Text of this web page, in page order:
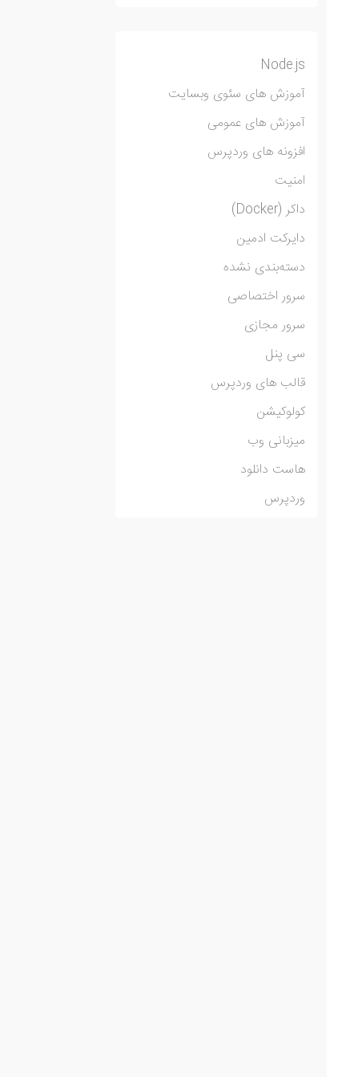
Node.js
آموزش های سئوی وبسایت
آموزش های عمومی
افزونه های وردپرس
امنیت
داکر (Docker)
دایرکت ادمین
دسته‌بندی نشده
سرور اختصاصی
سرور مجازی
سی پنل
قالب های وردپرس
کولوکیشن
میزبانی وب
هاست دانلود
وردپرس